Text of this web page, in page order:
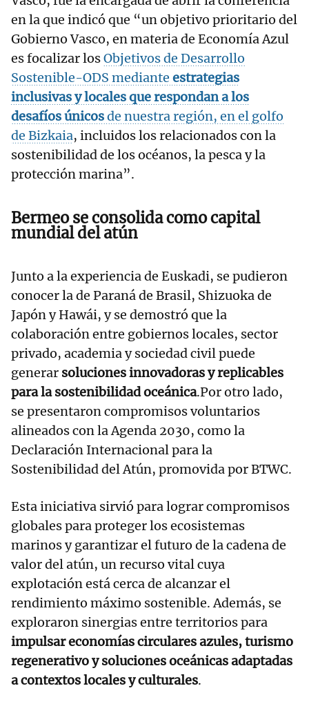
en la que indicó que “un objetivo prioritario del
Gobierno Vasco, en materia de Economía Azul
es focalizar losObjetivos de Desarrollo
Sostenible-ODS mediante estrategias
inclusivas y locales que respondan a los
desafíos únicosde nuestra región, en el golfo
de Bizkaia, incluidos los relacionados con la
sostenibilidad de los océanos, la pesca y la
protección marina”.
Bermeo se consolida como capital
mundial del atún
Junto a la experiencia de Euskadi, se pudieron
conocer la de Paraná de Brasil, Shizuoka de
Japón y Hawái, y se demostró que la
colaboración entre gobiernos locales, sector
privado, academia y sociedad civil puede
generar soluciones innovadoras y replicables
para la sostenibilidad oceánica.Por otro lado,
se presentaron compromisos voluntarios
alineados con la Agenda 2030, como la
Declaración Internacional para la
Sostenibilidad del Atún, promovida por BTWC.
Esta iniciativa sirvió para lograr compromisos
globales para proteger los ecosistemas
marinos y garantizar el futuro de la cadena de
valor del atún, un recurso vital cuya
explotación está cerca de alcanzar el
rendimiento máximo sostenible. Además, se
exploraron sinergias entre territorios para
impulsar economías circulares azules, turismo
regenerativo y soluciones oceánicas adaptadas
a contextos locales y culturales.